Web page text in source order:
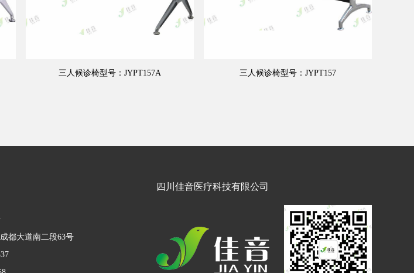
三人候诊椅型号：JYPT157A 三人候诊椅型号：JYPT157
都大道南二段63号
四川佳音医疗科技有限公司